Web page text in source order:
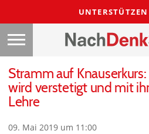
Stramm auf
wird verstetigt und mit
Lehre
09. Mai 2019 um 11:00